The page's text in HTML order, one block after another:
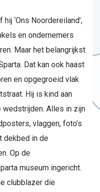
‘Ons Noordereiland’,
en ondernemers
Maar het belangrijkst
Dat kan ook haast
en opgegroeid vlak
Hij is kind aan
Alles in zijn
vlaggen, foto’s
dekbed in de
Op de
museum ingericht.
clubblazer die